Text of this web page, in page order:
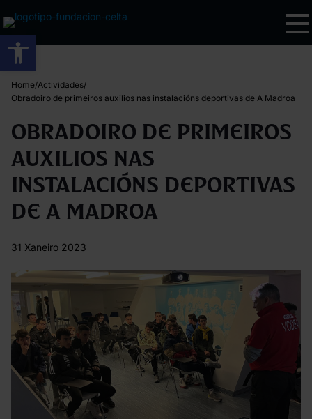
Abrir barra de ferramentas
Home/Actividades/
Obradoiro de primeiros auxilios nas instalacións deportivas de A Madroa
Obradoiro de primeiros
auxilios nas
instalacións deportivas
de A Madroa
31 Xaneiro 2023